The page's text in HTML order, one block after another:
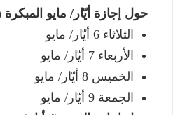
حول إجازة أيّار/ مايو المبكرة (4
الثلاثاء 6 أيّار/ مايو
الأربعاء 7 أيّار/ مايو
الخميس 8 أيّار/ مايو
الجمعة 9 أيّار/ مايو